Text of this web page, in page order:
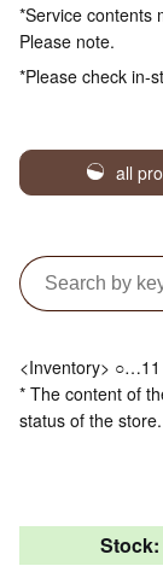
*Service contents
Please note.
*Please check in-
all
<Inventory>
* The content of
status of the store.
Stock: